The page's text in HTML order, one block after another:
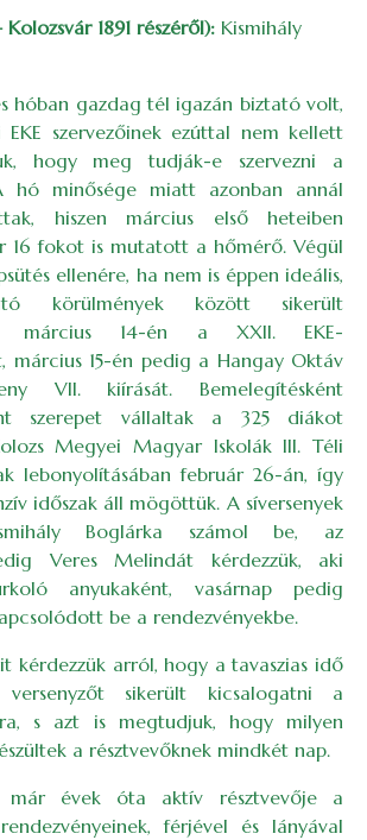
Kolozsvár 1891 részéről): Kismihály
hóban gazdag tél igazán biztató volt,
szervezőinek ezúttal nem kellett
hogy meg tudják-e szervezni a
hó minősége miatt azonban annál
hiszen március első heteiben
16 fokot is mutatott a hőmérő. Végül
ellenére, ha nem is éppen ideális,
körülmények között sikerült
március 14-én a XXII. EKE-
március 15-én pedig a Hangay Oktáv
VII. kiírását. Bemelegítésként
szerepet vállaltak a 325 diákot
Megyei Magyar Iskolák III. Téli
lebonyolításában február 26-án, így
időszak áll mögöttük. A síversenyek
Boglárka számol be, az
Veres Melindát kérdezzük, aki
anyukaként, vasárnap pedig
be a rendezvényekbe.
kérdezzük arról, hogy a tavaszias idő
sikerült kicsalogatni a
s azt is megtudjuk, hogy milyen
a résztvevőknek mindkét nap.
már évek óta aktív résztvevője a
férjével és lányával